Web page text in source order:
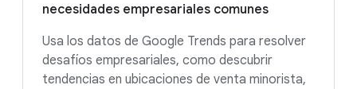
necesidades empresariales comunes
Usa los datos de Google Trends para resolver
desafíos empresariales, como descubrir
tendencias en ubicaciones de venta minorista,